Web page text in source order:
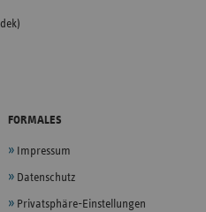
FORMALES
Impressum
Datenschutz
Privatsphäre-Einstellungen